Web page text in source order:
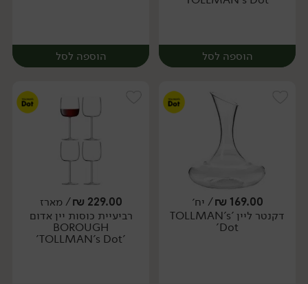
הוספה לסל
מארז
הוספה לסל
יח׳
169.00
₪/ יח׳
דקנטר ליין 'TOLLMAN's
Dot'
229.00
₪/ מארז
רביעיית כוסות יין אדום
BOROUGH
'TOLLMAN's Dot'